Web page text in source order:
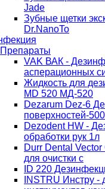
Jade
Зубные щетки
Dr.NanoTo
Препараты
VAK ВАК -
асперационных
Жидкость для
MD 520 МД-520
Dezarum Dez-6
поверхностей-
Dezodent HW -
обработки рук 1л
Durr Dental
для очистки с
ID 220
INSTRU Инстру -